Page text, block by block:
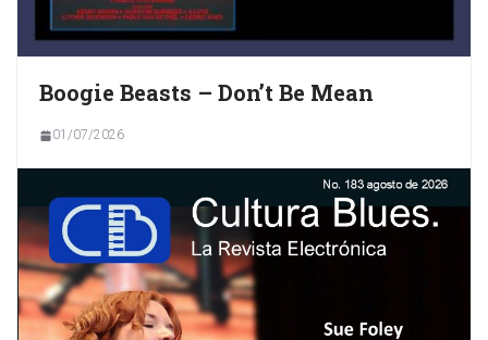
Boogie Beasts – Don’t Be Mean
01/07/2026